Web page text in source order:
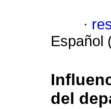
·
Español
del